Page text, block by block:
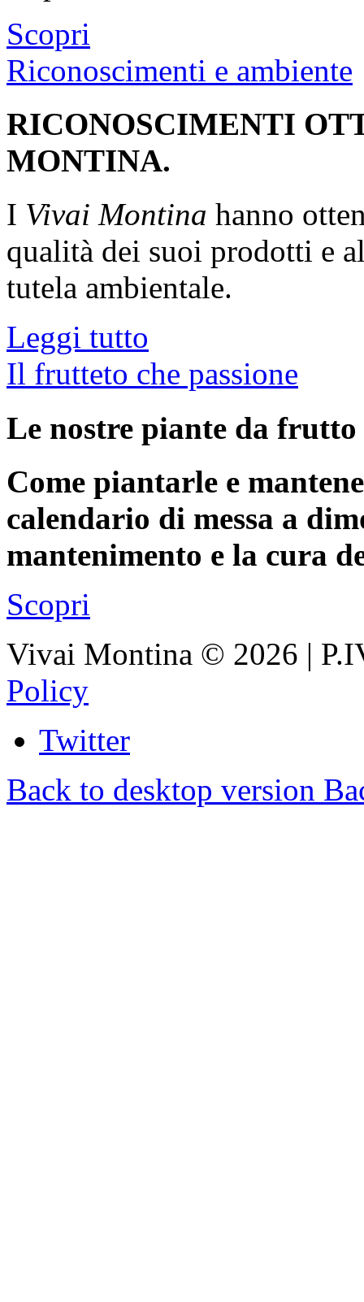
Scopri
Riconoscimenti e ambiente
RICONOSCIMENTI
MONTINA.
I Vivai Montina hanno
qualità dei suoi prodotti e
tutela ambientale.
Leggi tutto
Il frutteto che passione
Le nostre piante da frutto
Come piantarle e
calendario di messa a
mantenimento e la cura
Scopri
Vivai Montina © 2026 |
Policy
Twitter
Back to desktop version